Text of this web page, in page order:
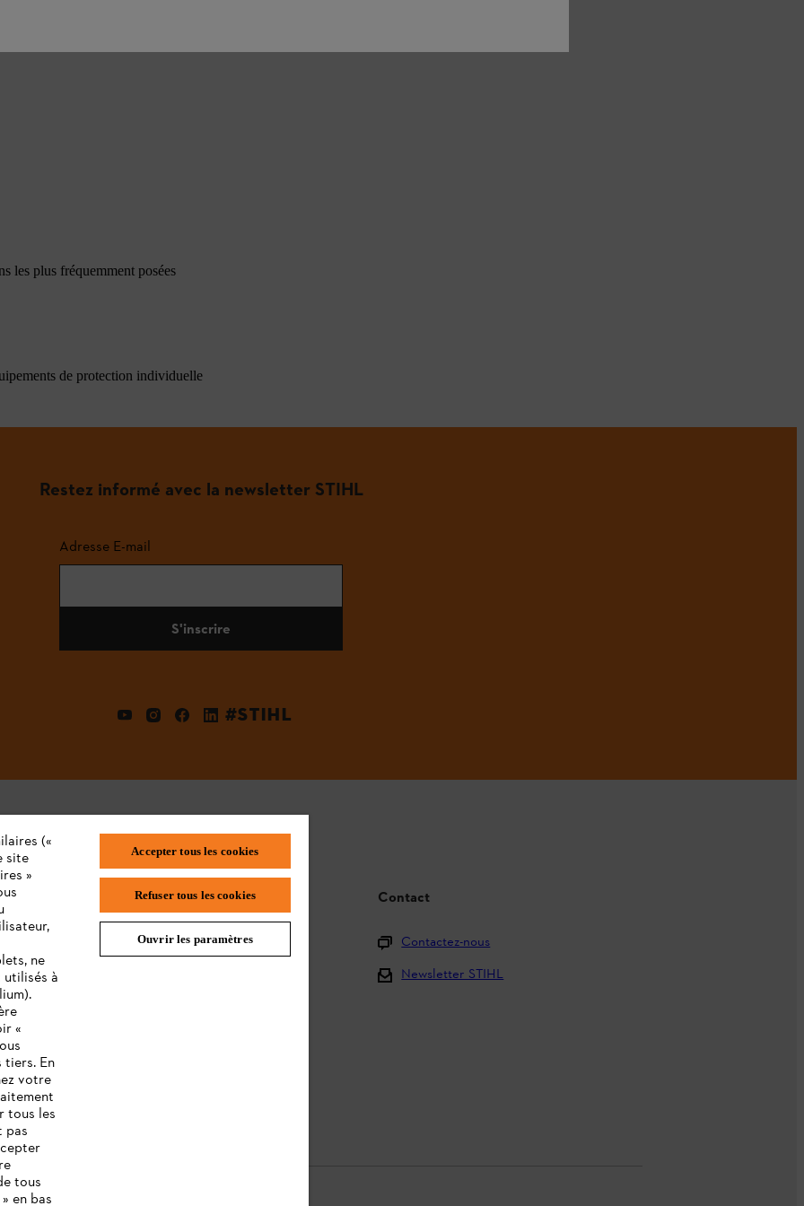
les plus fréquemment posées
de protection individuelle
Restez informé avec la newsletter STIHL
Adresse E-mail
S'inscrire
#STIHL
STIHL FAQ
L'Enregistrement
Contact
Contactez-nous
Newsletter STIHL
(«
site
»
ne
à
«
tiers. En
votre
tous les
pas
tous
en bas
Accepter tous les cookies
Refuser tous les cookies
Ouvrir les paramètres